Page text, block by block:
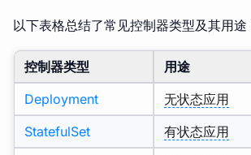
以下表格总结了常见控制器类型及其用途
控制器类型 用途
Deployment
无状态应用
StatefulSet
有状态应用